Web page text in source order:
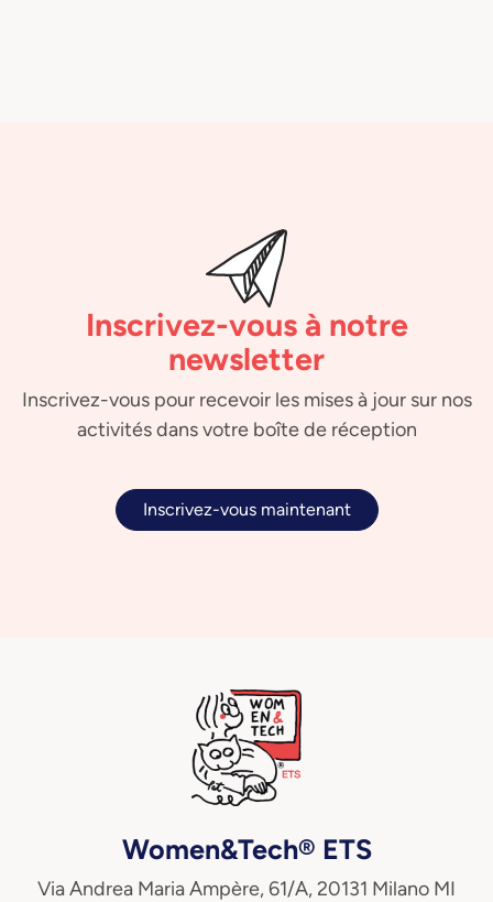
Inscrivez-vous à notre
newsletter
Inscrivez-vous pour recevoir les mises à jour sur nos
activités dans votre boîte de réception
Inscrivez-vous maintenant
Women&Tech® ETS
Via Andrea Maria Ampère, 61/A, 20131 Milano MI